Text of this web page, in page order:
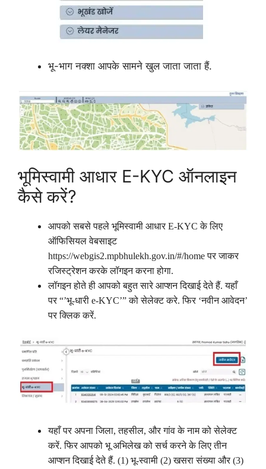
भू-भाग नक्शा आपके सामने खुल जाता जाता हैं.
भूमिस्वामी आधार E-KYC ऑनलाइन
कैसे करें?
आपको सबसे पहले भूमिस्वामी आधार E-KYC के लिए
ऑफिसियल वेबसाइट
https://webgis2.mpbhulekh.gov.in/#/home पर जाकर
रजिस्ट्रेशन करके लॉगइन करना होगा.
लॉगइन होते ही आपको बहुत सारे आप्शन दिखाई देते हैं. यहाँ
पर “’भू-धारी e-KYC’” को सेलेक्ट करे. फिर ‘नवीन आवेदन’
पर क्लिक करें.
यहाँ पर अपना जिला, तहसील, और गांव के नाम को सेलेक्ट
करें. फिर आपको भू अभिलेख को सर्च करने के लिए तीन
आप्शन दिखाई देते हैं. (1) भू-स्वामी (2) खसरा संख्या और (3)